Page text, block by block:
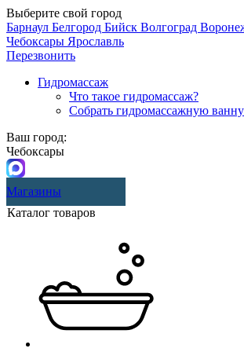
Выберите свой город
Барнаул Белгород Бийск Волгоград
Чебоксары Ярославль
Перезвонить
Гидромассаж
Что такое гидромассаж?
Собрать гидромассажную ванну
Ваш город:
Чебоксары
Магазины
Каталог товаров